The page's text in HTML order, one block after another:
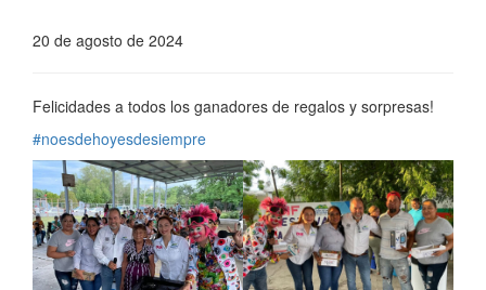
20 de agosto de 2024
Felicidades a todos los ganadores de regalos y sorpresas!
#noesdehoyesdesiempre